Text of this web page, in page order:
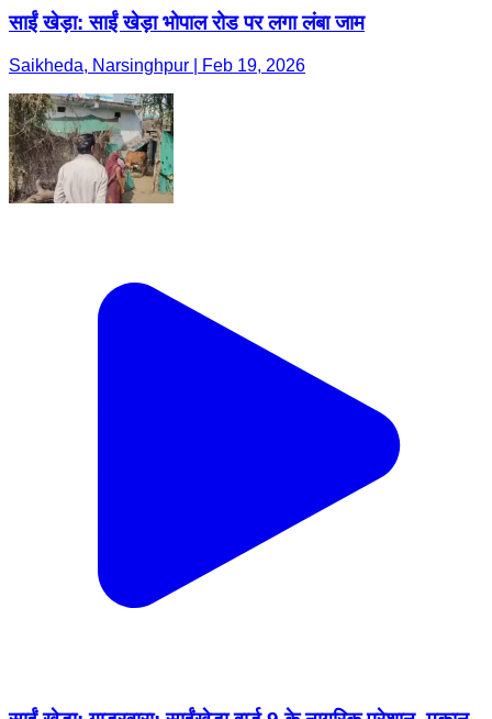
साईं खेड़ा: साईं खेड़ा भोपाल रोड पर लगा लंबा जाम
Saikheda, Narsinghpur | Feb 19, 2026